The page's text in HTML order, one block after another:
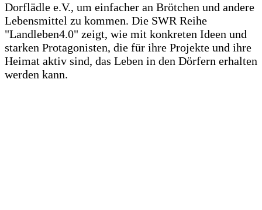
Dorflädle e.V., um einfacher an Brötchen und andere
Lebensmittel zu kommen. Die SWR Reihe
"Landleben4.0" zeigt, wie mit konkreten Ideen und
starken Protagonisten, die für ihre Projekte und ihre
Heimat aktiv sind, das Leben in den Dörfern erhalten
werden kann.